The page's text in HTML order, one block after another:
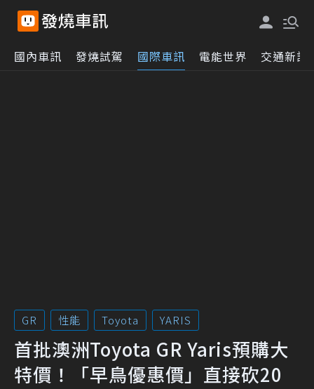
國內車訊 發燒試駕 國際車訊 電能世界 交通新訊
GR 性能 Toyota YARIS
首批澳洲Toyota GR Yaris預購大
特價！「早鳥優惠價」直接砍20